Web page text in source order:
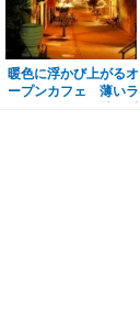
暖色に浮かび上がるオ
ープンカフェ 薄いラ